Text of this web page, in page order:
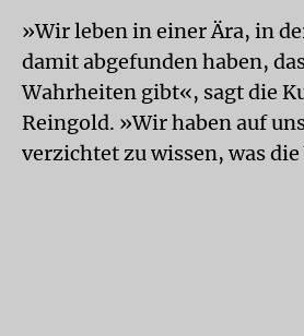
»Wir leben in einer Ära, in
damit abgefunden haben,
Wahrheiten gibt«, sagt die
Reingold. »Wir haben auf
verzichtet zu wissen, was